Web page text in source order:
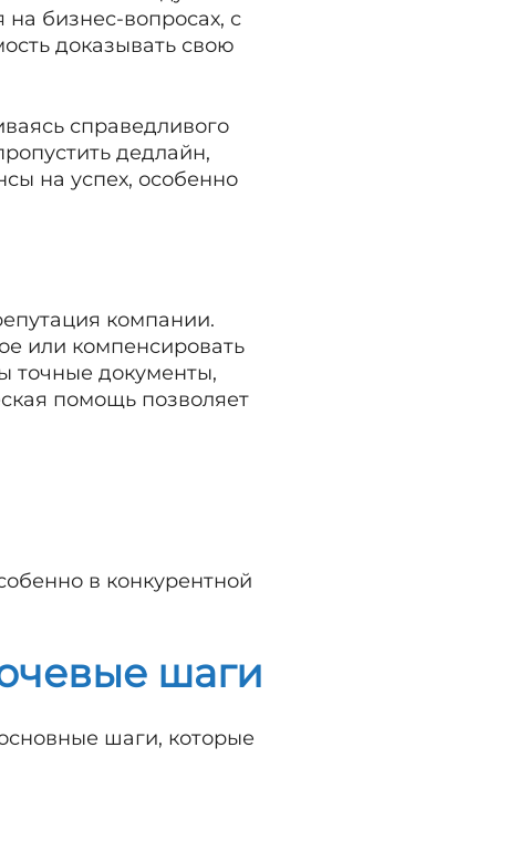
бизнес-вопросах, с
доказывать свою
справедливого
дедлайн,
на успех, особенно
компании.
или компенсировать
точные документы,
помощь позволяет
в конкурентной
шаги
шаги, которые